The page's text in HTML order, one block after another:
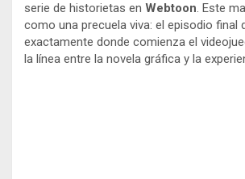
serie de historietas en Webtoon. Este
como una precuela viva: el episodio final
exactamente donde comienza el
la línea entre la novela gráfica y la